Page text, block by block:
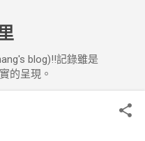
blog)!!記錄雖是
的呈現。